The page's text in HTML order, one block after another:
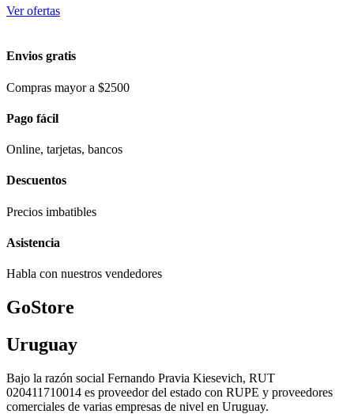
Ver ofertas
Envios gratis
Compras mayor a $2500
Pago fácil
Online, tarjetas, bancos
Descuentos
Precios imbatibles
Asistencia
Habla con nuestros vendedores
GoStore
Uruguay
Bajo la razón social Fernando Pravia Kiesevich, RUT
020411710014 es proveedor del estado con RUPE y proveedores
comerciales de varias empresas de nivel en Uruguay.